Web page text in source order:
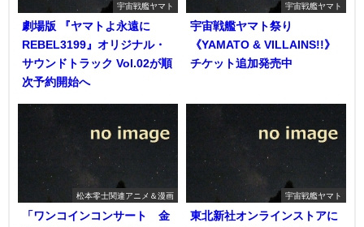
宇宙戦艦ヤマト
劇場版 『ヤマトよ永遠に
REBEL3199』オリジナル・
サウンドトラック Vol.02が順
次予約開始へ
宇宙戦艦ヤマト
宇宙戦艦ヤマト祭り
《YAMATO & VILLAINS!!》
チケット追加発売中
松本零士関連アニメ＆漫画
「ワンコインコンサート 金
宇宙戦艦ヤマト
東北新社オンラインストアに